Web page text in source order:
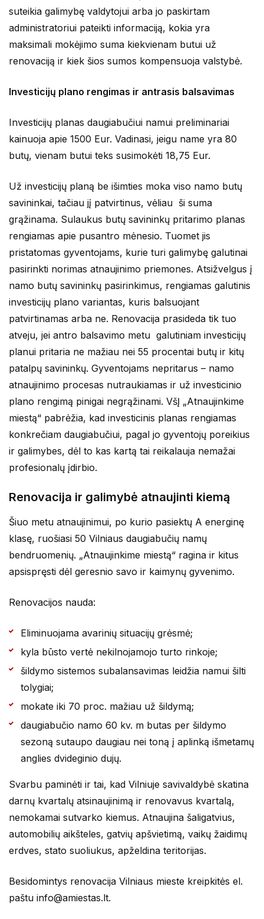
suteikia galimybę valdytojui arba jo paskirtam
administratoriui pateikti informaciją, kokia yra
maksimali mokėjimo suma kiekvienam butui už
renovaciją ir kiek šios sumos kompensuoja valstybė.
Investicijų plano rengimas ir antrasis balsavimas
Investicijų planas daugiabučiui namui preliminariai
kainuoja apie 1500 Eur. Vadinasi, jeigu name yra 80
butų, vienam butui teks susimokėti 18,75 Eur.
Už investicijų planą be išimties moka viso namo butų
savininkai, tačiau jį patvirtinus, vėliau ši suma
grąžinama. Sulaukus butų savininkų pritarimo planas
rengiamas apie pusantro mėnesio. Tuomet jis
pristatomas gyventojams, kurie turi galimybę galutinai
pasirinkti norimas atnaujinimo priemones. Atsižvelgus į
namo butų savininkų pasirinkimus, rengiamas galutinis
investicijų plano variantas, kuris balsuojant
patvirtinamas arba ne. Renovacija prasideda tik tuo
atveju, jei antro balsavimo metu galutiniam investicijų
planui pritaria ne mažiau nei 55 procentai butų ir kitų
patalpų savininkų. Gyventojams nepritarus – namo
atnaujinimo procesas nutraukiamas ir už investicinio
plano rengimą pinigai negrąžinami. VšĮ „Atnaujinkime
miestą“ pabrėžia, kad investicinis planas rengiamas
konkrečiam daugiabučiui, pagal jo gyventojų poreikius
ir galimybes, dėl to kas kartą tai reikalauja nemažai
profesionalų įdirbio.
Renovacija ir galimybė atnaujinti kiemą
Šiuo metu atnaujinimui, po kurio pasiektų A energinę
klasę, ruošiasi 50 Vilniaus daugiabučių namų
bendruomenių. „Atnaujinkime miestą“ ragina ir kitus
apsispręsti dėl geresnio savo ir kaimynų gyvenimo.
Renovacijos nauda:
Eliminuojama avarinių situacijų grėsmė;
kyla būsto vertė nekilnojamojo turto rinkoje;
šildymo sistemos subalansavimas leidžia namui šilti
tolygiai;
mokate iki 70 proc. mažiau už šildymą;
daugiabučio namo 60 kv. m butas per šildymo
sezoną sutaupo daugiau nei toną į aplinką išmetamų
anglies dvideginio dujų.
Svarbu paminėti ir tai, kad Vilniuje savivaldybė skatina
darnų kvartalų atsinaujinimą ir renovavus kvartalą,
nemokamai sutvarko kiemus. Atnaujina šaligatvius,
automobilių aikšteles, gatvių apšvietimą, vaikų žaidimų
erdves, stato suoliukus, apželdina teritorijas.
Besidomintys renovacija Vilniaus mieste kreipkitės el.
paštu info@amiestas.lt.